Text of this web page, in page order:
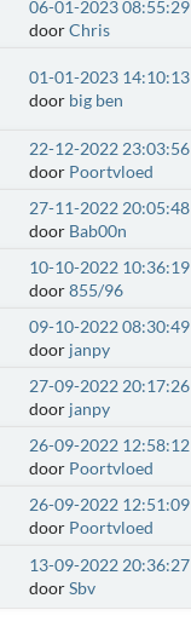
06-01-2023 08:55:29
doorChris
01-01-2023 14:10:13
door big ben
22-12-2022 23:03:56
door Poortvloed
27-11-2022 20:05:48
door Bab00n
10-10-2022 10:36:19
door855/96
09-10-2022 08:30:49
door janpy
27-09-2022 20:17:26
door janpy
26-09-2022 12:58:12
door Poortvloed
26-09-2022 12:51:09
door Poortvloed
13-09-2022 20:36:27
doorSbv